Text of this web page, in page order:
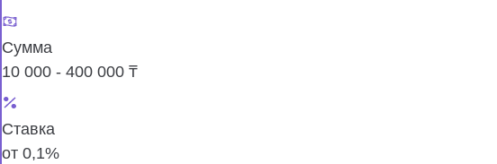
Сумма
10 000 - 400 000 ₸
Ставка
от 0,1%